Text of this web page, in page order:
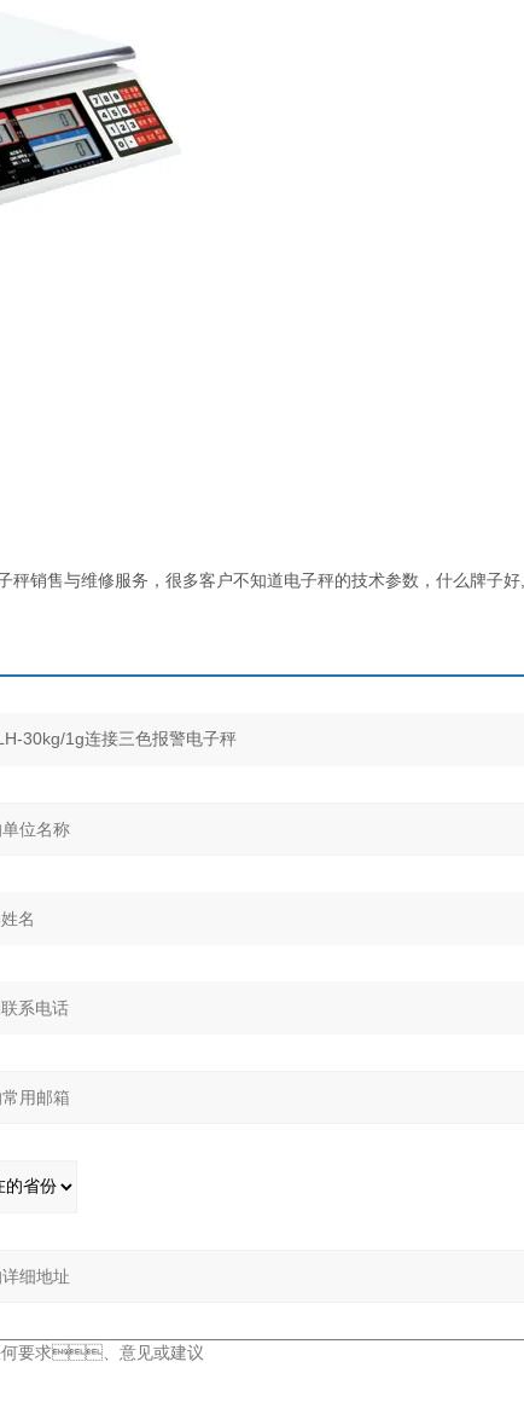
销售与维修服务，很多客户不知道电子秤的技术参数，什么牌子好